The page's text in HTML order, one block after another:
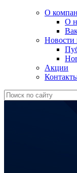
О
О
Новости
Акции